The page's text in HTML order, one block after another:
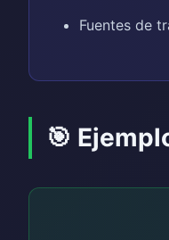
Fuentes de
🎯